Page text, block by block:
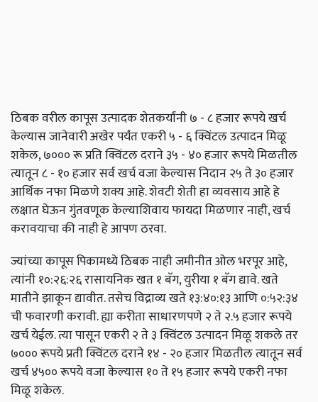
ठिबक वरील कापूस उत्पादक शेतकर्यांनी ७ - ८ हजार रूपये खर्च
केल्यास जानेवारी अखेर पर्यंत एकरी ५ - ६ क्विंटल उत्पादन मिळू
शकेल, ७००० रू प्रति क्विंटल दराने ३५ - ४० हजार रूपये मिळतील
त्यातून ८ - १० हजार सर्व खर्च वजा केल्यास निदान २५ ते ३० हजार
आर्थिक नफा मिळणे शक्य आहे. शेवटी शेती हा व्यवसाय आहे हे
लक्षात घेऊन गुंतवणूक केल्याशिवाय फायदा मिळणार नाही, खर्च
करावयाचा की नाही हे आपण ठरवा.
ज्यांच्या कापूस पिकामध्ये ठिबक नाही जमीनीत ओल भरपूर आहे,
त्यांनी १०:२६:२६ रासायनिक खत १ बॅग, युरीया १ बॅग द्यावे. खते
मातीने झाकून द्यावीत. तसेच विद्राव्य खते १३:४०:१३ आणि ०:५२:३४
ची फवारणी करावी. ह्या करीता साधारणपणे २ ते २.५ हजार रूपये
खर्च येईल. त्या पासून एकरी २ ते ३ क्विंटल उत्पादन मिळू शकले तर
७००० रूपये प्रती क्विंटल दराने १४ - २० हजार मिळतील त्यातून सर्व
खर्च ४५०० रूपये वजा केल्यास १० ते १५ हजार रूपये एकरी नफा
मिळू शकेल.